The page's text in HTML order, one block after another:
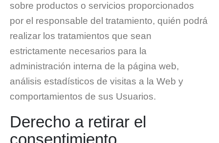
sobre productos o servicios proporcionados
por el responsable del tratamiento, quién podrá
realizar los tratamientos que sean
estrictamente necesarios para la
administración interna de la página web,
análisis estadísticos de visitas a la Web y
comportamientos de sus Usuarios.
Derecho a retirar el
consentimiento